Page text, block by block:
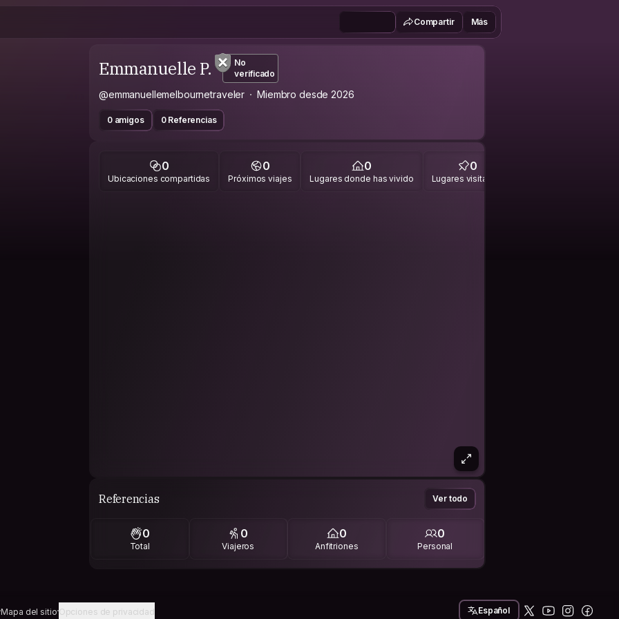
Compartir Más
Emmanuelle P.
No
verificado
@emmanuellemelbournetraveler Miembro desde 2026
0 amigos 0 Referencias
0
Ubicaciones compartidas
0
Próximos viajes
0
Lugares donde has vivido
0
Lugares visitados
Referencias Ver todo
0
Total
0
Viajeros
0
Anfitriones
0
Personal
Mapa del sitioOpciones de privacidad Español